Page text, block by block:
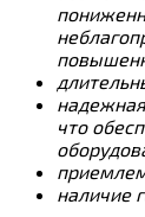
что
наличие